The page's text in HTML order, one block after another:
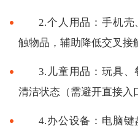
2.个人用品：手机
触物品，辅助降低交叉接
3.儿童用品：玩具
清洁状态（需避开直接入
4.办公设备：电脑